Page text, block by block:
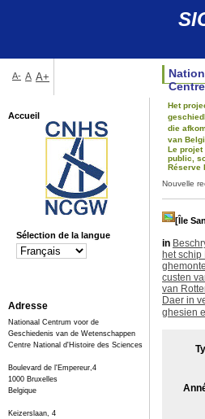
Nouvelle
[Île
in
het
custen
van
Daer in
ghesien
Het
die
van
Le projet
public,
Réserve
A- A A+
Accueil
Sélection de la langue
Adresse
Nationaal Centrum voor de
Geschiedenis van de Wetenschappen
Centre National d'Histoire des Sciences
Boulevard de l'Empereur,4
1000 Bruxelles
Belgique
Keizerslaan, 4